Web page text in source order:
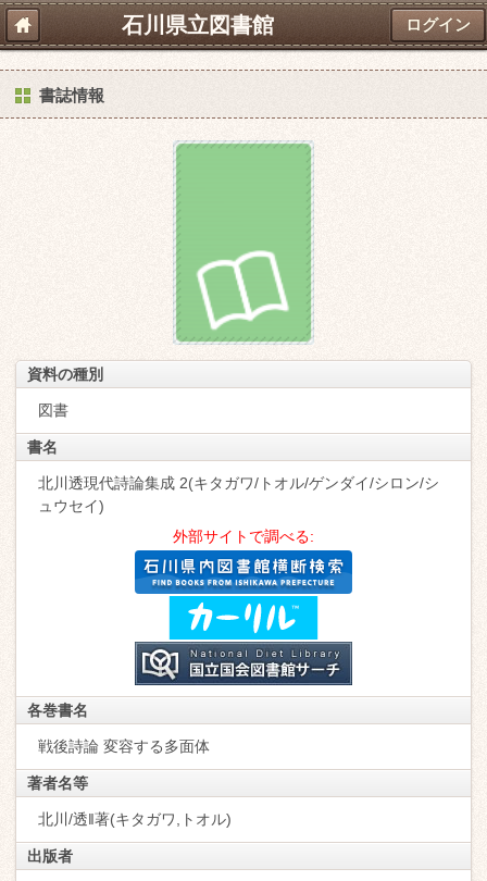
石川県立図書館 ログイン
書誌情報
資料の種別
図書
書名
北川透現代詩論集成 2(キタガワ/トオル/ゲンダイ/シロン/シ
ュウセイ)
外部サイトで調べる:
各巻書名
戦後詩論 変容する多面体
著者名等
北川/透‖著(キタガワ,トオル)
出版者